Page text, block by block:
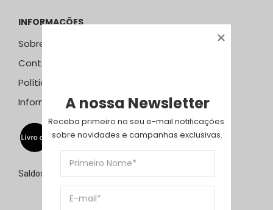
INFORMAÇÕES
Sobre Nós
Contactos
Política de Privacidade
Informação Resolução Litígios
Saldos de 15 de julho a 15 de setembro de 2026
A nossa Newsletter
Receba primeiro no seu e-mail notificações
sobre novidades e campanhas exclusivas.